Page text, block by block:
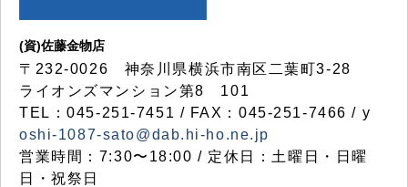
(資)佐藤金物店
〒232-0026 神奈川県横浜市南区二葉町3-28
ライオンズマンション第8 101
TEL：045-251-7451 / FAX：045-251-7466 / y
oshi-1087-sato@dab.hi-ho.ne.jp
営業時間：7:30〜18:00 / 定休日：土曜日・日曜
日・祝祭日